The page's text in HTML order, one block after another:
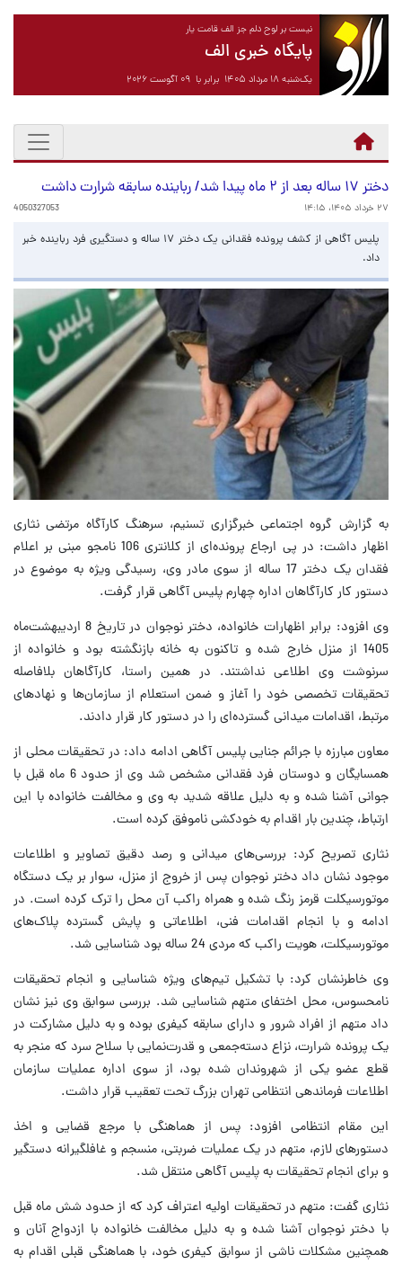
نیست بر لوح دلم جز الف قامت یار
پایگاه خبری الف
یک‌شنبه ۱۸ مرداد ۱۴۰۵ برابر با ۰۹ آگوست ۲۰۲۶
دختر ۱۷ ساله بعد از ۲ ماه پیدا شد/ رباینده سابقه شرارت داشت
۲۷ خرداد ۱۴۰۵، ۱۴:۱۵ 4050327053
پلیس آگاهی از کشف پرونده فقدانی یک دختر ۱۷ ساله و دستگیری فرد رباینده خبر
داد.
به گزارش گروه اجتماعی خبرگزاری تسنیم، سرهنگ کارآگاه مرتضی نثاری
اظهار داشت: در پی ارجاع پرونده‌ای از کلانتری 106 نامجو مبنی بر اعلام
فقدان یک دختر 17 ساله از سوی مادر وی، رسیدگی ویژه به موضوع در
دستور کار کارآگاهان اداره چهارم پلیس آگاهی قرار گرفت.
وی افزود: برابر اظهارات خانواده، دختر نوجوان در تاریخ 8 اردیبهشت‌ماه
1405 از منزل خارج شده و تاکنون به خانه بازنگشته بود و خانواده از
سرنوشت وی اطلاعی نداشتند. در همین راستا، کارآگاهان بلافاصله
تحقیقات تخصصی خود را آغاز و ضمن استعلام از سازمان‌ها و نهادهای
مرتبط، اقدامات میدانی گسترده‌ای را در دستور کار قرار دادند.
معاون مبارزه با جرائم جنایی پلیس آگاهی ادامه داد: در تحقیقات محلی از
همسایگان و دوستان فرد فقدانی مشخص شد وی از حدود 6 ماه قبل با
جوانی آشنا شده و به دلیل علاقه شدید به وی و مخالفت خانواده با این
ارتباط، چندین بار اقدام به خودکشی ناموفق کرده است.
نثاری تصریح کرد: بررسی‌های میدانی و رصد دقیق تصاویر و اطلاعات
موجود نشان داد دختر نوجوان پس از خروج از منزل، سوار بر یک دستگاه
موتورسیکلت قرمز رنگ شده و همراه راکب آن محل را ترک کرده است. در
ادامه و با انجام اقدامات فنی، اطلاعاتی و پایش گسترده پلاک‌های
موتورسیکلت، هویت راکب که مردی 24 ساله بود شناسایی شد.
وی خاطرنشان کرد: با تشکیل تیم‌های ویژه شناسایی و انجام تحقیقات
نامحسوس، محل اختفای متهم شناسایی شد. بررسی سوابق وی نیز نشان
داد متهم از افراد شرور و دارای سابقه کیفری بوده و به دلیل مشارکت در
یک پرونده شرارت، نزاع دسته‌جمعی و قدرت‌نمایی با سلاح سرد که منجر به
قطع عضو یکی از شهروندان شده بود، از سوی اداره عملیات سازمان
اطلاعات فرماندهی انتظامی تهران بزرگ تحت تعقیب قرار داشت.
این مقام انتظامی افزود: پس از هماهنگی با مرجع قضایی و اخذ
دستورهای لازم، متهم در یک عملیات ضربتی، منسجم و غافلگیرانه دستگیر
و برای انجام تحقیقات به پلیس آگاهی منتقل شد.
نثاری گفت: متهم در تحقیقات اولیه اعتراف کرد که از حدود شش ماه قبل
با دختر نوجوان آشنا شده و به دلیل مخالفت خانواده با ازدواج آنان و
همچنین مشکلات ناشی از سوابق کیفری خود، با هماهنگی قبلی اقدام به